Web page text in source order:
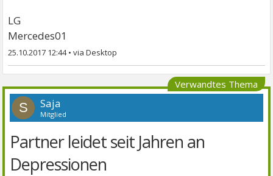
Danke
LG
Mercedes01
25.10.2017 12:44•
Verwandtes Thema
S Saja
Mitglied
Partner leidet seit Jahren an
Depressionen